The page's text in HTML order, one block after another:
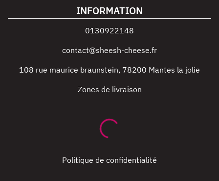
INFORMATION
0130922148
contact@sheesh-cheese.fr
108 rue maurice braunstein, 78200 Mantes la jolie
Zones de livraison
Politique de confidentialité